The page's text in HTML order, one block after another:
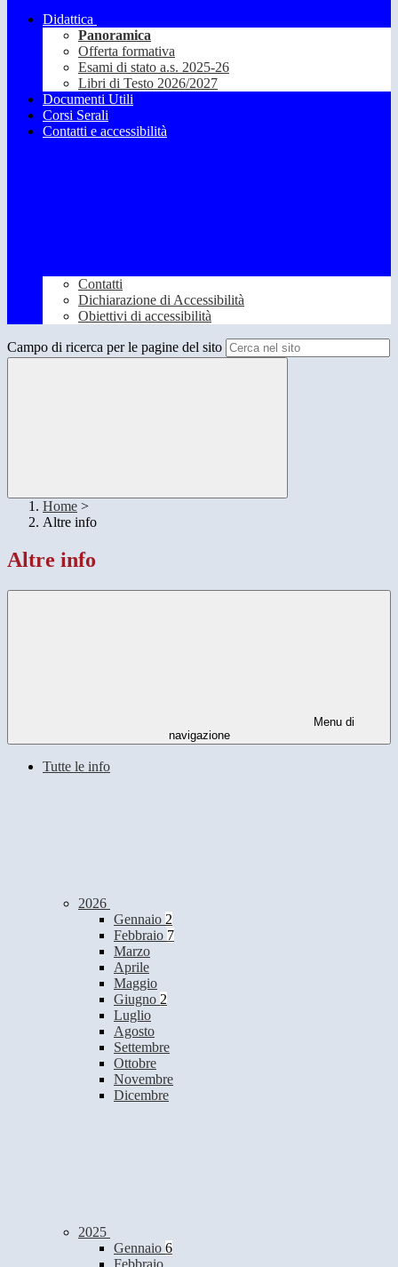
Didattica
Panoramica
Offerta formativa
Esami di stato a.s. 2025-26
Libri di Testo 2026/2027
Documenti Utili
Corsi Serali
Contatti e accessibilità
Contatti
Dichiarazione di Accessibilità
Obiettivi di accessibilità
Campo di ricerca per le pagine del sito
Home >
Altre info
Altre info
Menu di
navigazione
Tutte le info
2026
Gennaio 2
Febbraio 7
Marzo
Aprile
Maggio
Giugno 2
Luglio
Agosto
Settembre
Ottobre
Novembre
Dicembre
2025
Gennaio 6